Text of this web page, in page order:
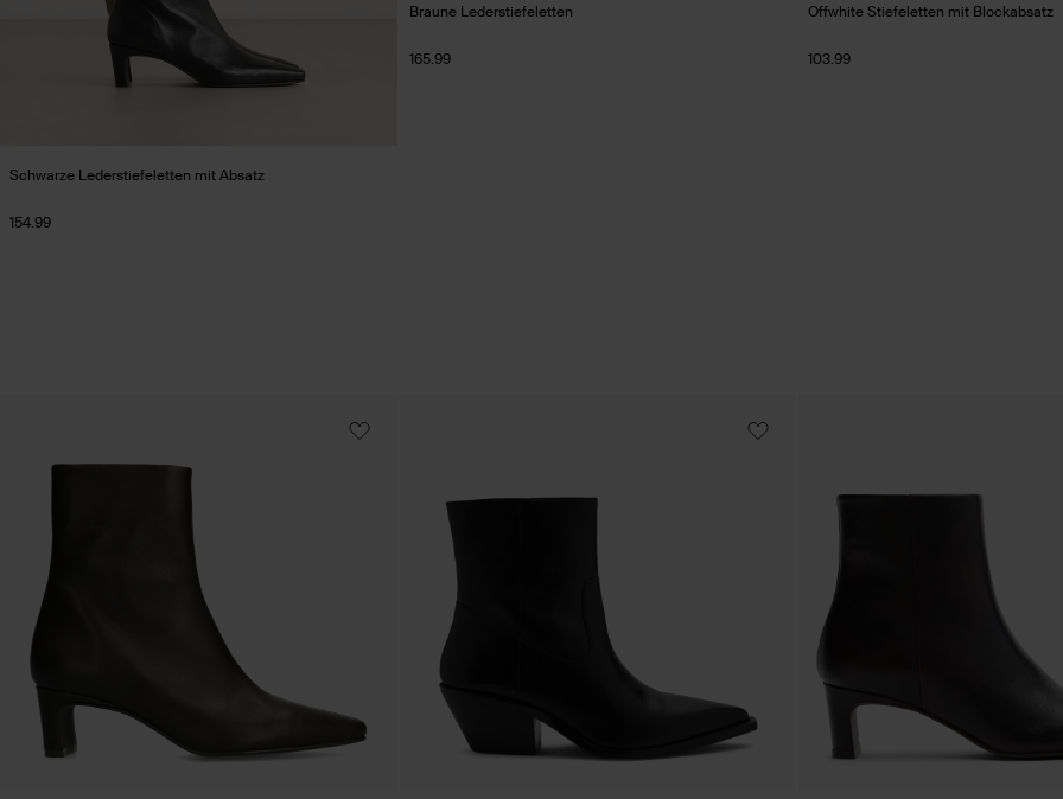
Schwarze Lederstiefeletten mit Absatz
154.99
Braune Lederstiefeletten
165.99
Offwhite Stiefeletten mit Blockabsatz
103.99